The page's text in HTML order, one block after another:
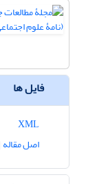
فایل ها
اصل مقاله